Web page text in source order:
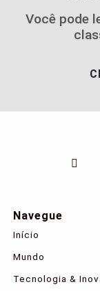
Você pode
Navegue
Início
Mundo
Tecnologia &